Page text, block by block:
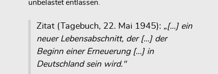
unbelastet entlassen.
Zitat (Tagebuch, 22. Mai 1945): „[…] ein
neuer Lebensabschnitt, der […] der
Beginn einer Erneuerung […] in
Deutschland sein wird."